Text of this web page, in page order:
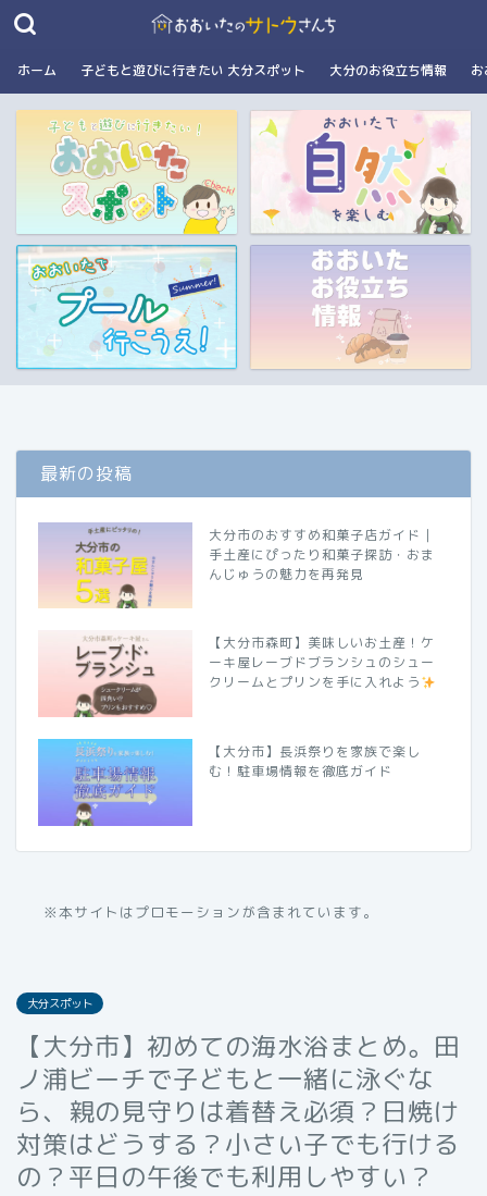
ホーム 子どもと遊びに行きたい 大分スポット 大分のお役立ち情報
最新の投稿
大分市のおすすめ和菓子店ガイド｜
手土産にぴったり和菓子探訪・おま
んじゅうの魅力を再発見
【大分市森町】美味しいお土産！ケ
ーキ屋レーブドブランシュのシュー
クリームとプリンを手に入れよう
【大分市】長浜祭りを家族で楽し
む！駐車場情報を徹底ガイド
※本サイトはプロモーションが含まれています。
大分スポット
【大分市】初めての海水浴まとめ。田
ノ浦ビーチで子どもと一緒に泳ぐな
ら、親の見守りは着替え必須？日焼け
対策はどうする？小さい子でも行ける
の？平日の午後でも利用しやすい？